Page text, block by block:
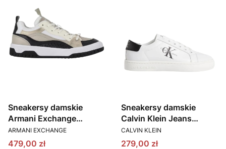
Sneakersy damskie
Armani Exchange
XDX168 XV894 beżowy
PRODUCENT
ARMANI EXCHANGE
Cena promocyjna
479,00 zł
Sneakersy damskie
Calvin Klein Jeans
YW0YW01269 biały
PRODUCENT
CALVIN KLEIN
Cena promocyjna
279,00 zł